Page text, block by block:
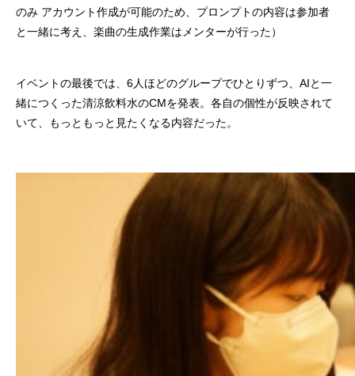
のみ アカウント作成が可能のため、プロンプトの内容は参加者
と一緒に考え、楽曲の生成作業はメンターが行った）
イベントの最後では、6人ほどのグループでひとりずつ、AIと一
緒につくった清涼飲料水のCMを発表。各自の個性が反映されて
いて、もっともっと見たくなる内容だった。